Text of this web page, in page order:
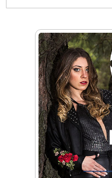
crecimiento
Arq.
Artística
Artística